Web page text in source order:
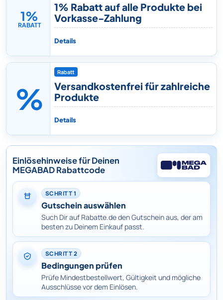
1%
RABATT
1% Rabatt auf alle Produkte bei
Vorkasse-Zahlung
Details
%
Rabatt
Versandkostenfrei für zahlreiche
Produkte
Details
Einlösehinweise für Deinen
MEGABAD Rabattcode
SCHRITT 1
Gutschein auswählen
Such Dir auf Rabatte.de den Gutschein aus, der am
besten zu Deinem Einkauf passt.
SCHRITT 2
Bedingungen prüfen
Prüfe Mindestbestellwert, Gültigkeit und mögliche
Ausschlüsse vor dem Einlösen.